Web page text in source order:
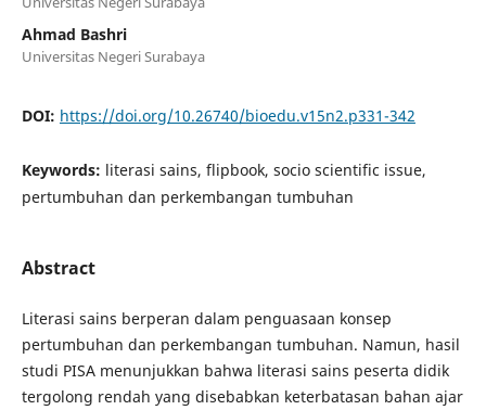
Ahmad Bashri
Universitas Negeri Surabaya
DOI: https://doi.org/10.26740/bioedu.v15n2.p331-342
Keywords: literasi sains, flipbook, socio scientific issue,
pertumbuhan dan perkembangan tumbuhan
Abstract
Literasi sains berperan dalam penguasaan konsep
pertumbuhan dan perkembangan tumbuhan. Namun, hasil
studi PISA menunjukkan bahwa literasi sains peserta didik
tergolong rendah yang disebabkan keterbatasan bahan ajar